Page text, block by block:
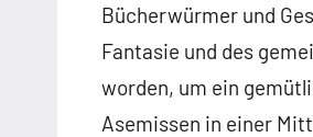
Bücherwürmer und
Fantasie und des
worden, um ein
Asemissen in einer